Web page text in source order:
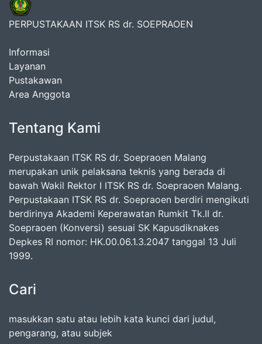
PERPUSTAKAAN ITSK RS dr. SOEPRAOEN
Informasi
Layanan
Pustakawan
Area Anggota
Tentang Kami
Perpustakaan ITSK RS dr. Soepraoen Malang
merupakan unik pelaksana teknis yang berada di
bawah Wakil Rektor I ITSK RS dr. Soepraoen Malang.
Perpustakaan ITSK RS dr. Soepraoen berdiri mengikuti
berdirinya Akademi Keperawatan Rumkit Tk.II dr.
Soepraoen (Konversi) sesuai SK Kapusdiknakes
Depkes RI nomor: HK.00.06.1.3.2047 tanggal 13 Juli
1999.
Cari
masukkan satu atau lebih kata kunci dari judul,
pengarang, atau subjek